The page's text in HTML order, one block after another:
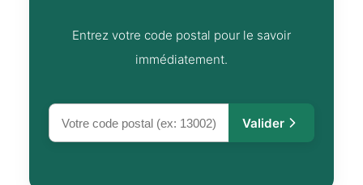
Entrez votre code postal pour le savoir
immédiatement.
Valider